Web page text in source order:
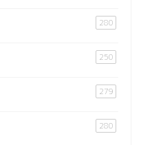
280
250
279
280